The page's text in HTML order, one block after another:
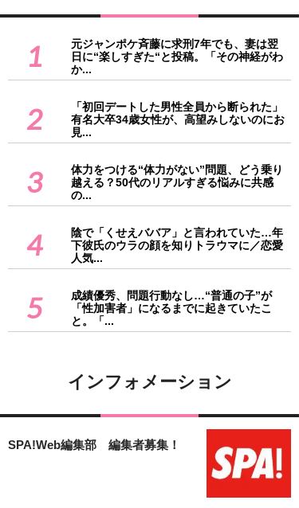
1
元ジャンポケ斉藤に求刑7年でも、妻は翌
日に“楽しすぎた“と投稿。「その神経がわ
か...
2
「初回デートした男性全員から断られた」
有名大卒34歳女性が、高望みしないのにお
見...
3
体力をつける“体力がない”問題、どう乗り
越える？50代のリアルすぎる悩みに共感
の...
4
陰で「くせえババア」と言われていた…年
下彼氏のウラの顔を知りトラウマに／恋愛
人気...
5
成績優秀、問題行動なし…“普通の子”が
「性加害者」になるまでに起きていたこ
と。「...
インフォメーション
SPA!Web編集部 編集者募集！